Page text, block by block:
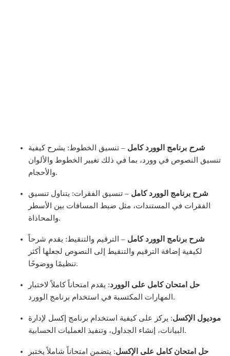
شرح برنامج الوورد كامل – تنسيق الخطوط: يشرح كيفية
تنسيق النصوص في وورد، بما في ذلك تغيير الخطوط والألوان
والأحجام.
شرح برنامج الوورد كامل – تنسيق الفقرات: يتناول تنسيق
الفقرات في المستندات، مثل ضبط المسافات بين الأسطر
والمحاذاة.
شرح برنامج الوورد كامل – الترقيم والتنقيط: يقدم شرحاً
لكيفية إضافة الترقيم والتنقيط إلى النصوص لجعلها أكثر
تنظيمًا ووضوحًا.
حل امتحان كامل على الوورد: يقدم امتحاناً كاملاً لاختبار
المهارات المكتسبة في استخدام برنامج الوورد.
موديول الإكسل: يركز على كيفية استخدام برنامج إكسل لإدارة
البيانات، إنشاء الجداول، وتنفيذ العمليات الحسابية.
حل امتحان كامل على الإكسل: يتضمن امتحاناً شاملاً يختبر